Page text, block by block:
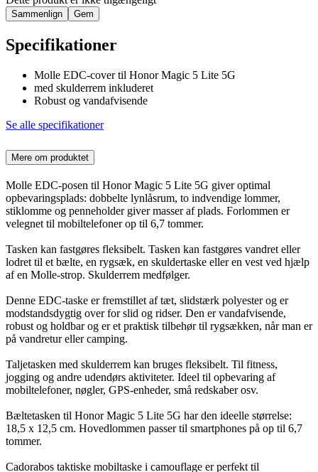
Sammenlign Gem
Specifikationer
Molle EDC-cover til Honor Magic 5 Lite 5G
med skulderrem inkluderet
Robust og vandafvisende
Se alle specifikationer
Mere om produktet
Molle EDC-posen til Honor Magic 5 Lite 5G giver optimal
opbevaringsplads: dobbelte lynlåsrum, to indvendige lommer,
stiklomme og penneholder giver masser af plads. Forlommen er
velegnet til mobiltelefoner op til 6,7 tommer.
Tasken kan fastgøres fleksibelt. Tasken kan fastgøres vandret eller
lodret til et bælte, en rygsæk, en skuldertaske eller en vest ved hjælp
af en Molle-strop. Skulderrem medfølger.
Denne EDC-taske er fremstillet af tæt, slidstærk polyester og er
modstandsdygtig over for slid og ridser. Den er vandafvisende,
robust og holdbar og er et praktisk tilbehør til rygsækken, når man er
på vandretur eller camping.
Taljetasken med skulderrem kan bruges fleksibelt. Til fitness,
jogging og andre udendørs aktiviteter. Ideel til opbevaring af
mobiltelefoner, nøgler, GPS-enheder, små redskaber osv.
Bæltetasken til Honor Magic 5 Lite 5G har den ideelle størrelse:
18,5 x 12,5 cm. Hovedlommen passer til smartphones på op til 6,7
tommer.
Cadorabos taktiske mobiltaske i camouflage er perfekt til